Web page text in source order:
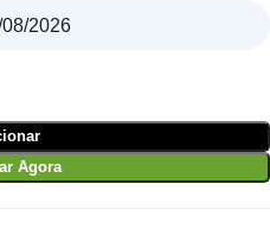
2026
Agora